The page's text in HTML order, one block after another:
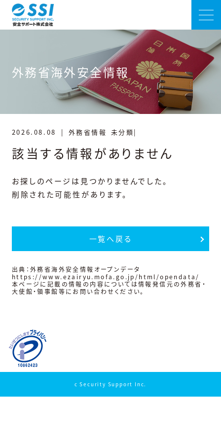
外務省海外安全情報
2026.08.08 | 外務省情報 未分類|
該当する情報がありません
お探しのページは見つかりませんでした。
削除された可能性があります。
一覧へ戻る
出典：外務省海外安全情報オープンデータ
https://www.ezairyu.mofa.go.jp/html/opendata/
本ページに記載の情報の内容については情報発信元の外務省・
大使館・領事館等にお問い合わせください。
c Security Support Inc.